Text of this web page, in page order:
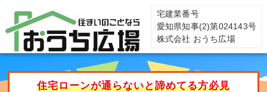
宅建業番号
愛知県知事(2)第024143号
株式会社 おうち広場
住宅ローンが通らないと諦めてる方必見